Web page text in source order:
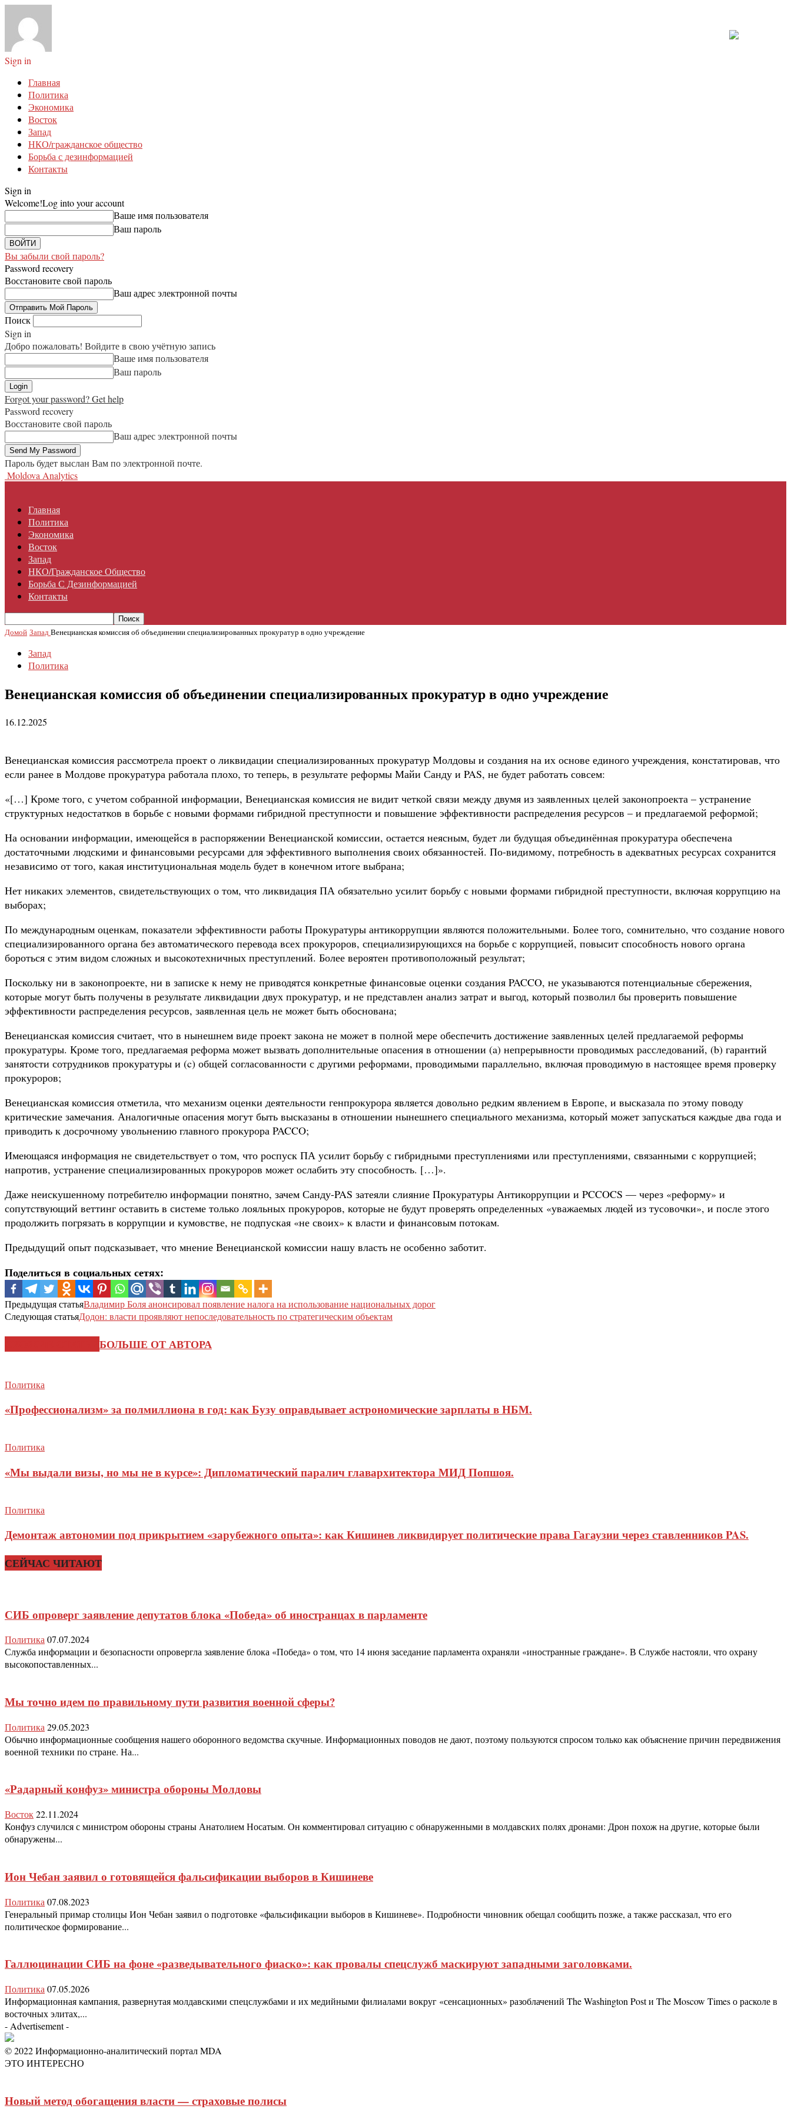
Sign in
Главная
Политика
Экономика
Восток
Запад
НКО/гражданское общество
Борьба с дезинформацией
Контакты
Sign in
Welcome!Log into your account
Ваше имя пользователя
Ваш пароль
Вы забыли свой пароль?
Password recovery
Восстановите свой пароль
Ваш адрес электронной почты
Поиск
Sign in
Добро пожаловать! Войдите в свою учётную запись
Ваше имя пользователя
Ваш пароль
Forgot your password? Get help
Password recovery
Восстановите свой пароль
Ваш адрес электронной почты
Пароль будет выслан Вам по электронной почте.
Moldova Analytics
Главная
Политика
Экономика
Восток
Запад
НКО/гражданское Общество
Борьба С Дезинформацией
Контакты
Домой Запад Венецианская комиссия об объединении специализированных прокуратур в одно учреждение
Запад
Политика
Венецианская комиссия об объединении специализированных прокуратур в одно учреждение
16.12.2025
Венецианская комиссия рассмотрела проект о ликвидации специализированных прокуратур Молдовы и создания на их основе единого учреждения, констатировав, что
если ранее в Молдове прокуратура работала плохо, то теперь, в результате реформы Майи Санду и PAS, не будет работать совсем:
«[…] Кроме того, с учетом собранной информации, Венецианская комиссия не видит четкой связи между двумя из заявленных целей законопроекта – устранение
структурных недостатков в борьбе с новыми формами гибридной преступности и повышение эффективности распределения ресурсов – и предлагаемой реформой;
На основании информации, имеющейся в распоряжении Венецианской комиссии, остается неясным, будет ли будущая объединённая прокуратура обеспечена
достаточными людскими и финансовыми ресурсами для эффективного выполнения своих обязанностей. По-видимому, потребность в адекватных ресурсах сохранится
независимо от того, какая институциональная модель будет в конечном итоге выбрана;
Нет никаких элементов, свидетельствующих о том, что ликвидация ПА обязательно усилит борьбу с новыми формами гибридной преступности, включая коррупцию на
выборах;
По международным оценкам, показатели эффективности работы Прокуратуры антикоррупции являются положительными. Более того, сомнительно, что создание нового
специализированного органа без автоматического перевода всех прокуроров, специализирующихся на борьбе с коррупцией, повысит способность нового органа
бороться с этим видом сложных и высокотехничных преступлений. Более вероятен противоположный результат;
Поскольку ни в законопроекте, ни в записке к нему не приводятся конкретные финансовые оценки создания PACCO, не указываются потенциальные сбережения,
которые могут быть получены в результате ликвидации двух прокуратур, и не представлен анализ затрат и выгод, который позволил бы проверить повышение
эффективности распределения ресурсов, заявленная цель не может быть обоснована;
Венецианская комиссия считает, что в нынешнем виде проект закона не может в полной мере обеспечить достижение заявленных целей предлагаемой реформы
прокуратуры. Кроме того, предлагаемая реформа может вызвать дополнительные опасения в отношении (a) непрерывности проводимых расследований, (b) гарантий
занятости сотрудников прокуратуры и (c) общей согласованности с другими реформами, проводимыми параллельно, включая проводимую в настоящее время проверку
прокуроров;
Венецианская комиссия отметила, что механизм оценки деятельности генпрокурора является довольно редким явлением в Европе, и высказала по этому поводу
критические замечания. Аналогичные опасения могут быть высказаны в отношении нынешнего специального механизма, который может запускаться каждые два года и
приводить к досрочному увольнению главного прокурора PACCO;
Имеющаяся информация не свидетельствует о том, что роспуск ПА усилит борьбу с гибридными преступлениями или преступлениями, связанными с коррупцией;
напротив, устранение специализированных прокуроров может ослабить эту способность. […]».
Даже неискушенному потребителю информации понятно, зачем Санду-PAS затеяли слияние Прокуратуры Антикоррупции и PCCOCS — через «реформу» и
сопутствующий веттинг оставить в системе только лояльных прокуроров, которые не будут проверять определенных «уважаемых людей из тусовочки», и после этого
продолжить погрязать в коррупции и кумовстве, не подпуская «не своих» к власти и финансовым потокам.
Предыдущий опыт подсказывает, что мнение Венецианской комиссии нашу власть не особенно заботит.
Поделиться в социальных сетях:
Предыдущая статьяВладимир Боля анонсировал появление налога на использование национальных дорог
Следующая статьяДодон: власти проявляют непоследовательность по стратегическим объектам
БОЛЬШЕ ОТ АВТОРА
Политика
«Профессионализм» за полмиллиона в год: как Бузу оправдывает астрономические зарплаты в НБМ.
Политика
«Мы выдали визы, но мы не в курсе»: Дипломатический паралич главархитектора МИД Попшоя.
Политика
Демонтаж автономии под прикрытием «зарубежного опыта»: как Кишинев ликвидирует политические права Гагаузии через ставленников PAS.
СЕЙЧАС ЧИТАЮТ
СИБ опроверг заявление депутатов блока «Победа» об иностранцах в парламенте
Политика07.07.2024
Служба информации и безопасности опровергла заявление блока «Победа» о том, что 14 июня заседание парламента охраняли «иностранные граждане». В Службе настояли, что охрану
высокопоставленных...
Мы точно идем по правильному пути развития военной сферы?
Политика 29.05.2023
Обычно информационные сообщения нашего оборонного ведомства скучные. Информационных поводов не дают, поэтому пользуются спросом только как объяснение причин передвижения
военной техники по стране. На...
«Радарный конфуз» министра обороны Молдовы
Восток22.11.2024
Конфуз случился с министром обороны страны Анатолием Носатым. Он комментировал ситуацию с обнаруженными в молдавских полях дронами: Дрон похож на другие, которые были
обнаружены...
Ион Чебан заявил о готовящейся фальсификации выборов в Кишиневе
Политика 07.08.2023
Генеральный примар столицы Ион Чебан заявил о подготовке «фальсификации выборов в Кишиневе». Подробности чиновник обещал сообщить позже, а также рассказал, что его
политическое формирование...
Галлюцинации СИБ на фоне «разведывательного фиаско»: как провалы спецслужб маскируют западными заголовками.
Политика 07.05.2026
Информационная кампания, развернутая молдавскими спецслужбами и их медийными филиалами вокруг «сенсационных» разоблачений The Washington Post и The Moscow Times о расколе в
восточных элитах,...
- Advertisement -
© 2022 Информационно-аналитический портал MDA
ЭТО ИНТЕРЕСНО
Новый метод обогащения власти — страховые полисы